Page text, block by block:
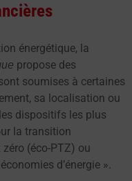
énergétique, la
propose des
soumises à certaines
sa localisation ou
dispositifs les plus
la transition
zéro (éco-PTZ) ou
d’énergie ».